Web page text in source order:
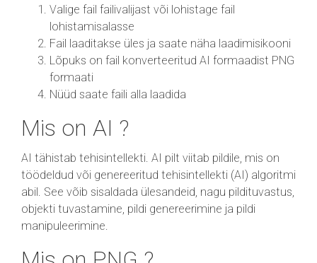
Valige fail failivalijast või lohistage fail
lohistamisalasse
Fail laaditakse üles ja saate näha laadimisikooni
Lõpuks on fail konverteeritud AI formaadist PNG
formaati
Nüüd saate faili alla laadida
Mis on AI ?
AI tähistab tehisintellekti. AI pilt viitab pildile, mis on
töödeldud või genereeritud tehisintellekti (AI) algoritmi
abil. See võib sisaldada ülesandeid, nagu pildituvastus,
objekti tuvastamine, pildi genereerimine ja pildi
manipuleerimine.